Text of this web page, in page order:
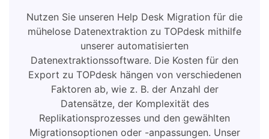
Nutzen Sie unseren Help Desk Migration für die
mühelose Datenextraktion zu TOPdesk mithilfe
unserer automatisierten
Datenextraktionssoftware. Die Kosten für den
Export zu TOPdesk hängen von verschiedenen
Faktoren ab, wie z. B. der Anzahl der
Datensätze, der Komplexität des
Replikationsprozesses und den gewählten
Migrationsoptionen oder -anpassungen. Unser